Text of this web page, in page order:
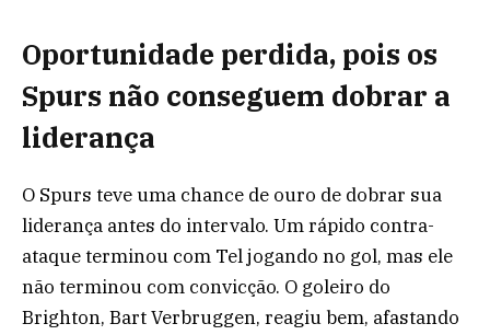
Oportunidade perdida, pois os
Spurs não conseguem dobrar a
liderança
O Spurs teve uma chance de ouro de dobrar sua
liderança antes do intervalo. Um rápido contra-
ataque terminou com Tel jogando no gol, mas ele
não terminou com convicção. O goleiro do
Brighton, Bart Verbruggen, reagiu bem, afastando